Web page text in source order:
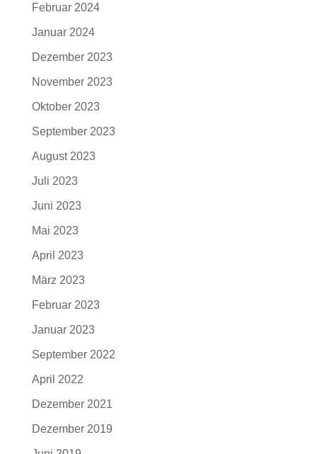
Februar 2024
Januar 2024
Dezember 2023
November 2023
Oktober 2023
September 2023
August 2023
Juli 2023
Juni 2023
Mai 2023
April 2023
März 2023
Februar 2023
Januar 2023
September 2022
April 2022
Dezember 2021
Dezember 2019